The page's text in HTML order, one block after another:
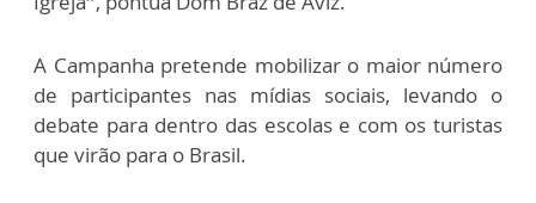
A Campanha pretende mobilizar o maior número
de participantes nas mídias sociais, levando o
debate para dentro das escolas e com os turistas
que virão para o Brasil.